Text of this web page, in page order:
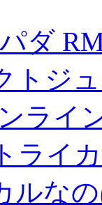
ダ
トジ
ライ
ライ
ルな